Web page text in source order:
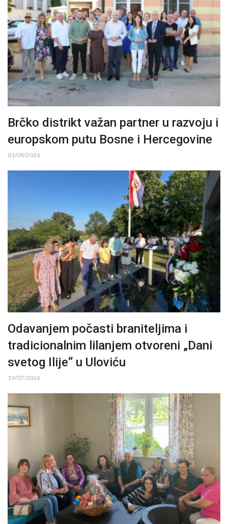
Brčko distrikt važan partner u razvoju i
europskom putu Bosne i Hercegovine
01/08/2026
Odavanjem počasti braniteljima i
tradicionalnim lilanjem otvoreni „Dani
svetog Ilije“ u Uloviću
19/07/2026